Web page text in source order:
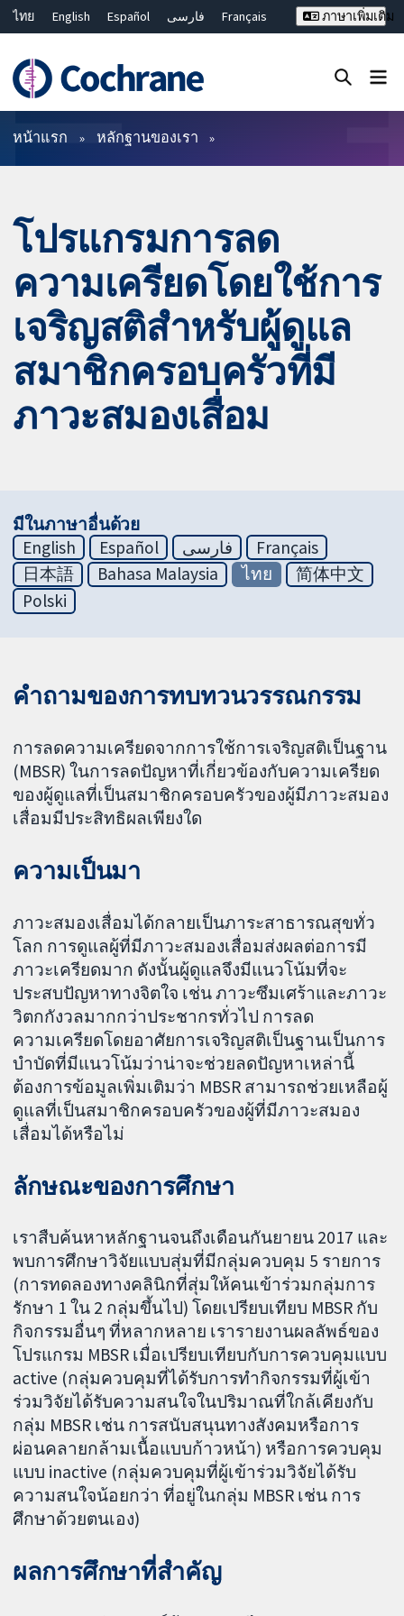
ไทย English Español فارسی
Français
Bahasa Malaysia
繁體中文 简体中文
ภาษาเพิ่มเติม
ตัวกรอง
หน้าแรก หลักฐานของเรา
โปรแกรมการลด
ความเครียดโดยใช้การ
เจริญสติสำหรับผู้ดูแล
สมาชิกครอบครัวที่มี
ภาวะสมองเสื่อม
มีในภาษาอื่นด้วย
English
Español فارسی
Français
日本語
Bahasa Malaysia ไทย
简体中文
Polski
คำถามของการทบทวนวรรณกรรม
การลดความเครียดจากการใช้การเจริญสติเป็นฐาน
(MBSR) ในการลดปัญหาที่เกี่ยวข้องกับความเครียด
ของผู้ดูแลที่เป็นสมาชิกครอบครัวของผู้มีภาวะสมอง
เสื่อมมีประสิทธิผลเพียงใด
ความเป็นมา
ภาวะสมองเสื่อมได้กลายเป็นภาระสาธารณสุขทั่ว
โลก การดูแลผู้ที่มีภาวะสมองเสื่อมส่งผลต่อการมี
ภาวะเครียดมาก ดังนั้นผู้ดูแลจึงมีแนวโน้มที่จะ
ประสบปัญหาทางจิตใจ เช่น ภาวะซึมเศร้าและภาวะ
วิตกกังวลมากกว่าประชากรทั่วไป การลด
ความเครียดโดยอาศัยการเจริญสติเป็นฐานเป็นการ
บำบัดที่มีแนวโน้มว่าน่าจะช่วยลดปัญหาเหล่านี้
ต้องการข้อมูลเพิ่มเติมว่า MBSR สามารถช่วยเหลือผู้
ดูแลที่เป็นสมาชิกครอบครัวของผู้ที่มีภาวะสมอง
เสื่อมได้หรือไม่
ลักษณะของการศึกษา
เราสืบค้นหาหลักฐานจนถึงเดือนกันยายน 2017 และ
พบการศึกษาวิจัยแบบสุ่มที่มีกลุ่มควบคุม 5 รายการ
(การทดลองทางคลินิกที่สุ่มให้คนเข้าร่วมกลุ่มการ
รักษา 1 ใน 2 กลุ่มขึ้นไป) โดยเปรียบเทียบ MBSR กับ
กิจกรรมอื่นๆ ที่หลากหลาย เรารายงานผลลัพธ์ของ
โปรแกรม MBSR เมื่อเปรียบเทียบกับการควบคุมแบบ
active (กลุ่มควบคุมที่ได้รับการทำกิจกรรมที่ผู้เข้า
ร่วมวิจัยได้รับความสนใจในปริมาณที่ใกล้เคียงกับ
กลุ่ม MBSR เช่น การสนับสนุนทางสังคมหรือการ
ผ่อนคลายกล้ามเนื้อแบบก้าวหน้า) หรือการควบคุม
แบบ inactive (กลุ่มควบคุมที่ผู้เข้าร่วมวิจัยได้รับ
ความสนใจน้อยกว่า ที่อยู่ในกลุ่ม MBSR เช่น การ
ศึกษาด้วยตนเอง)
ผลการศึกษาที่สำคัญ